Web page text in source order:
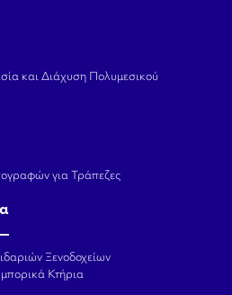
και Διάχυση Πολυμεσικού
για Τράπεζες
Ξενοδοχείων
Κτήρια